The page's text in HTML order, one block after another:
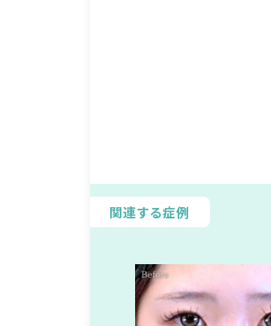
関連する症例